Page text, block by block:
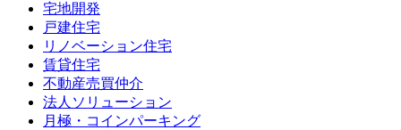
宅地開発
戸建住宅
リノベーション住宅
賃貸住宅
不動産売買仲介
法人ソリューション
月極・コインパーキング